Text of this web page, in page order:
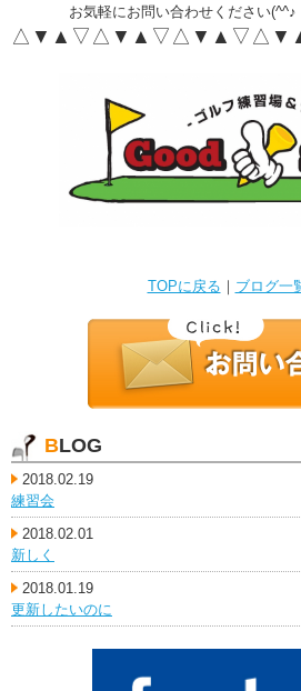
お気軽にお問い合わせください(^^♪
TOPに戻る ｜ ブログ一
BLOG
2018.02.19
練習会
2018.02.01
新しく
2018.01.19
更新したいのに